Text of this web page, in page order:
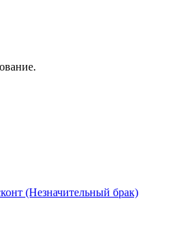
(Незначительный брак)